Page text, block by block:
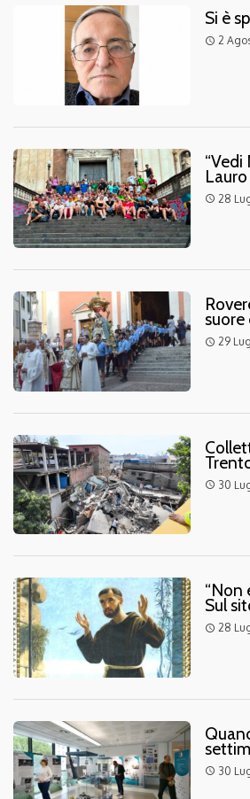
Si è
access_time 2
Lauro
access_time 28
suore
access_time 29
access_time 30
“Non
Sul
access_time 28
access_time 30